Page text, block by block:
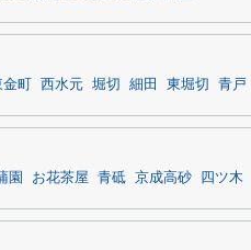
町 西水元 堀切 細田 東堀切 青戸
園 お花茶屋 青砥 京成高砂 四ツ木